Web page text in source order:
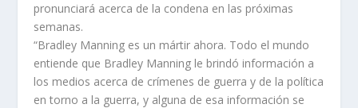
pronunciará acerca de la condena en las próximas
semanas.
“Bradley Manning es un mártir ahora. Todo el mundo
entiende que Bradley Manning le brindó información a
los medios acerca de crímenes de guerra y de la política
en torno a la guerra, y alguna de esa información se